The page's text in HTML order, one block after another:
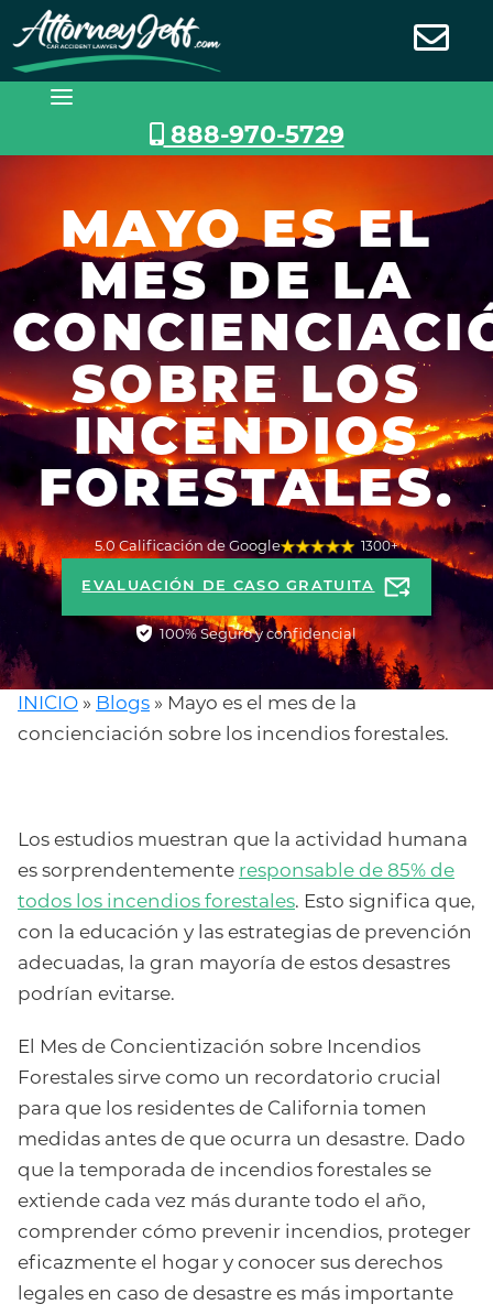
Saltar
contenido
888-970-5729
MAYO ES EL
MES DE LA
SOBRE LOS
INCENDIOS
FORESTALES.
EVALUACIÓN DE CASO GRATUITA
100% Seguro y confidencial
1300+
5.0 Calificación de Google
INICIO » Blogs » Mayo es el mes de la
concienciación sobre los incendios forestales.
Los estudios muestran que la actividad humana
es sorprendentemente responsable de 85% de
todos los incendios forestales. Esto significa que,
con la educación y las estrategias de prevención
adecuadas, la gran mayoría de estos desastres
podrían evitarse.
El Mes de Concientización sobre Incendios
Forestales sirve como un recordatorio crucial
para que los residentes de California tomen
medidas antes de que ocurra un desastre. Dado
que la temporada de incendios forestales se
extiende cada vez más durante todo el año,
comprender cómo prevenir incendios, proteger
eficazmente el hogar y conocer sus derechos
legales en caso de desastre es más importante